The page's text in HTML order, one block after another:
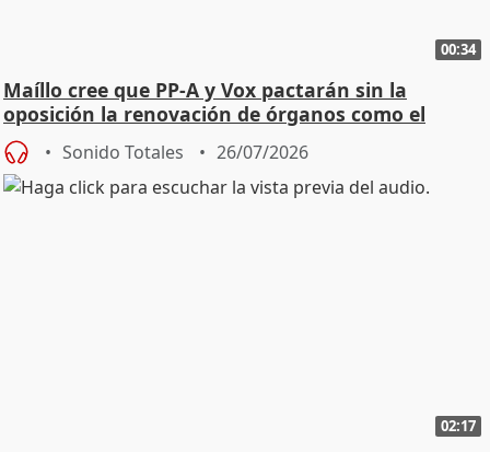
00:34
Maíllo cree que PP-A y Vox pactarán sin la
oposición la renovación de órganos como el
Defensor
Sonido Totales 26/07/2026
02:17